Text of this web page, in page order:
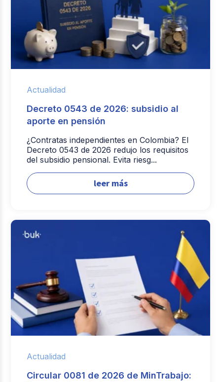
Actualidad
Decreto 0543 de 2026: subsidio al
aporte en pensión
¿Contratas independientes en Colombia? El
Decreto 0543 de 2026 redujo los requisitos
del subsidio pensional. Evita riesg...
leer más
Actualidad
Circular 0081 de 2026 de MinTrabajo: